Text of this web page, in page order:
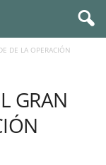
DE LA OPERACIÓN
GRAN